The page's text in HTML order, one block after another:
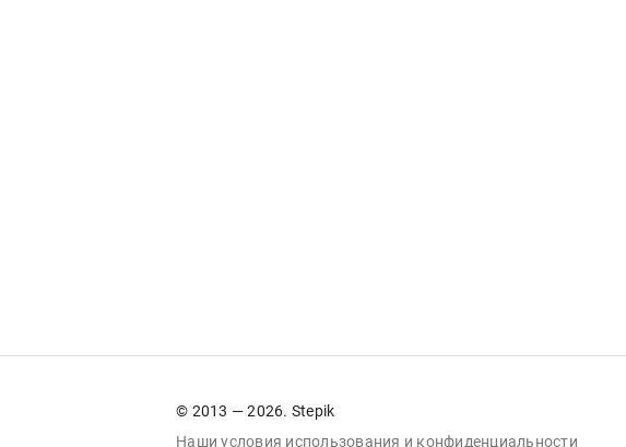
© 2013 — 2026. Stepik
Наши условия использования и конфиденциальности